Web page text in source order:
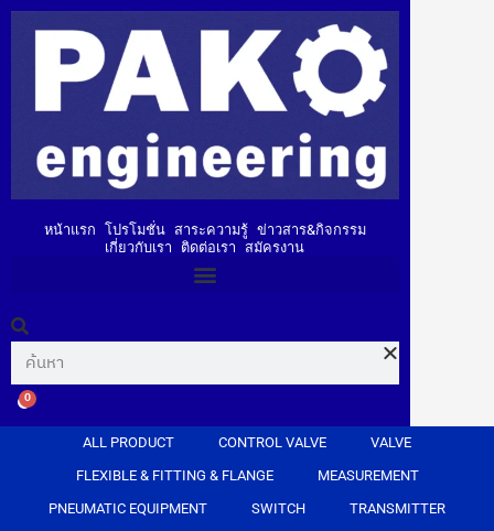
หน้าแรก โปรโมชั่น สาระความรู้ ข่าวสาร&กิจกรรม
เกี่ยวกับเรา
ติดต่อเรา สมัครงาน
0
ALL PRODUCT CONTROL VALVE
VALVE
FLEXIBLE & FITTING & FLANGE
MEASUREMENT
PNEUMATIC EQUIPMENT
SWITCH
TRANSMITTER